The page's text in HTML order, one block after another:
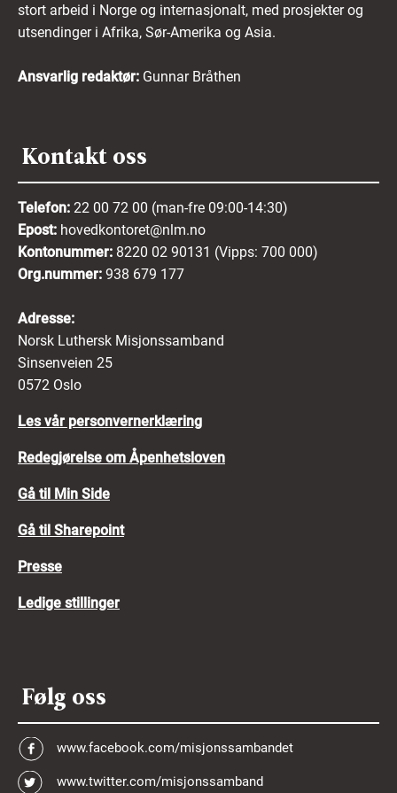
stort arbeid i Norge og internasjonalt, med prosjekter og
utsendinger i Afrika, Sør-Amerika og Asia.
Ansvarlig redaktør: Gunnar Bråthen
Kontakt oss
Telefon: 22 00 72 00 (man-fre 09:00-14:30)
Epost: hovedkontoret@nlm.no
Kontonummer: 8220 02 90131 (Vipps: 700 000)
Org.nummer: 938 679 177
Adresse:
Norsk Luthersk Misjonssamband
Sinsenveien 25
0572 Oslo
Les vår personvernerklæring
Redegjørelse om Åpenhetsloven
Gå til Min Side
Gå til Sharepoint
Presse
Ledige stillinger
Følg oss
www.facebook.com/misjonssambandet
www.twitter.com/misjonssamband